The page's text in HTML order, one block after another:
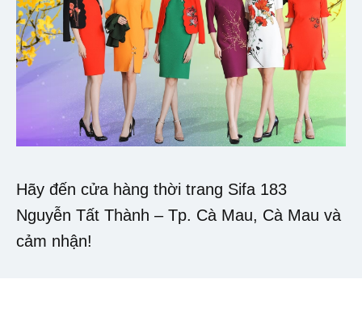
Hãy đến cửa hàng thời trang Sifa 183
Nguyễn Tất Thành – Tp. Cà Mau, Cà Mau và
cảm nhận!